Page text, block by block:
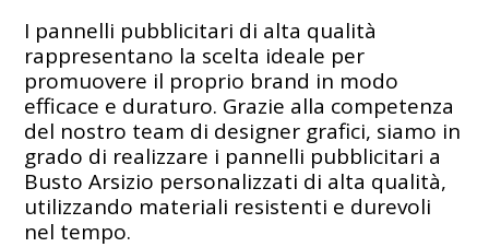
I pannelli pubblicitari di alta qualità
rappresentano la scelta ideale per
promuovere il proprio brand in modo
efficace e duraturo. Grazie alla competenza
del nostro team di designer grafici, siamo in
grado di realizzare i pannelli pubblicitari a
Busto Arsizio personalizzati di alta qualità,
utilizzando materiali resistenti e durevoli
nel tempo.